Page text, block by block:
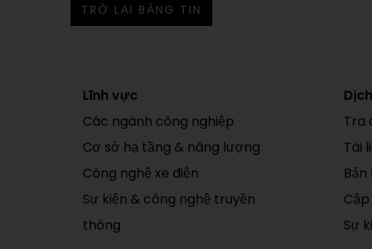
TRỞ LẠI BẢNG TIN
Lĩnh vực
Các ngành công nghiệp
Cơ sở hạ tầng & năng lượng
Công nghệ xe điện
Sự kiện & công nghệ truyền
thông
Tra
Tài
Sự